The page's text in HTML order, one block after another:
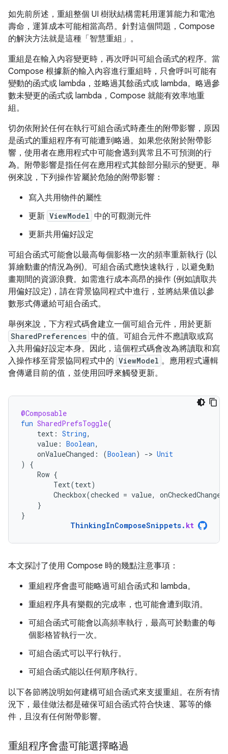
如先前所述，重組整個 UI 樹狀結構需耗用運算能力和電池
壽命，運算成本可能相當高昂。針對這個問題，Compose
的解決方法就是這種「智慧重組」 。
重組是在輸入內容變更時，再次呼叫可組合函式的程序。當
Compose 根據新的輸入內容進行重組時，只會呼叫可能有
變動的函式或 lambda，並略過其餘函式或 lambda。略過參
數未變更的函式或 lambda，Compose 就能有效率地重
組。
切勿依附於任何在執行可組合函式時產生的附帶影響，原因
是函式的重組程序有可能遭到略過。如果您依附於附帶影
響，使用者在應用程式中可能會遇到異常且不可預測的行
為。附帶影響是指任何在應用程式其餘部分顯示的變更。舉
例來說，下列操作皆屬於危險的附帶影響：
寫入共用物件的屬性
更新 ViewModel 中的可觀測元件
更新共用偏好設定
可組合函式可能會以最高每個影格一次的頻率重新執行 (以
算繪動畫的情況為例)。可組合函式應快速執行，以避免動
畫期間的資源浪費。如需進行成本高昂的操作 (例如讀取共
用偏好設定)，請在背景協同程式中進行，並將結果值以參
數形式傳遞給可組合函式。
舉例來說，下方程式碼會建立一個可組合元件，用於更新
SharedPreferences 中的值。可組合元件不應讀取或寫
入共用偏好設定本身。因此，這個程式碼會改為將讀取和寫
入操作移至背景協同程式中的 ViewModel 。應用程式邏輯
會傳遞目前的值，並使用回呼來觸發更新。
@Composable
fun SharedPrefsToggle(
text : String,
value : Boolean,
onValueChanged : (Boolean) -> Unit
)
{
Row {
Text(text)
Checkbox(checked = value, onCheckedChange
}
}
ThinkingInComposeSnippets. kt
本文探討了使用 Compose 時的幾點注意事項：
重組程序會盡可能略過可組合函式和 lambda。
重組程序具有樂觀的完成率，也可能會遭到取消。
可組合函式可能會以高頻率執行，最高可於動畫的每
個影格皆執行一次。
可組合函式可以平行執行。
可組合函式能以任何順序執行。
以下各節將說明如何建構可組合函式來支援重組。在所有情
況下，最佳做法都是確保可組合函式符合快速、冪等的條
件，且沒有任何附帶影響。
重組程序會盡可能選擇略過